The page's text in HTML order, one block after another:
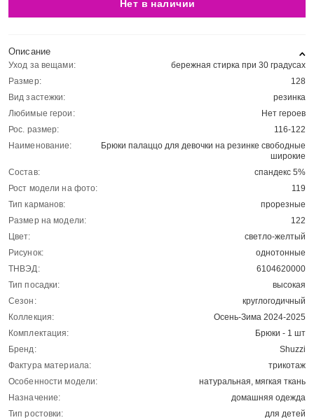
Нет в наличии
Описание
Уход за вещами:
бережная стирка при 30 градусах
Размер:
128
Вид застежки:
резинка
Любимые герои:
Нет героев
Рос. размер:
116-122
Наименование:
Брюки палаццо для девочки на резинке свободные
широкие
Состав:
спандекс 5%
Рост модели на фото:
119
Тип карманов:
прорезные
Размер на модели:
122
Цвет:
светло-желтый
Рисунок:
однотонные
ТНВЭД:
6104620000
Тип посадки:
высокая
Сезон:
круглогодичный
Коллекция:
Осень-Зима 2024-2025
Комплектация:
Брюки - 1 шт
Бренд:
Shuzzi
Фактура материала:
трикотаж
Особенности модели:
натуральная, мягкая ткань
Назначение:
домашняя одежда
Тип ростовки:
для детей